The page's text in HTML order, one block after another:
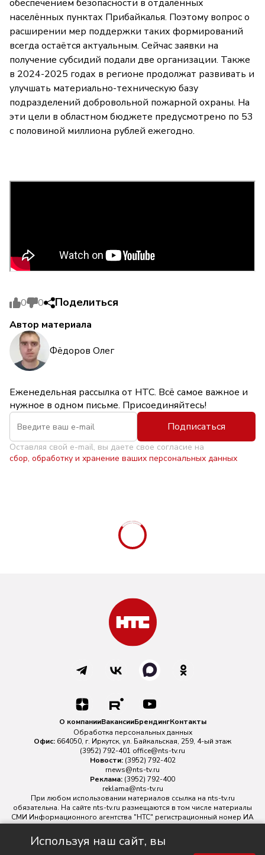
обеспечением безопасности в отдалённых
населённых пунктах Прибайкалья. Поэтому вопрос о
расширении мер поддержки таких формирований
всегда остаётся актуальным. Сейчас заявки на
получение субсидий подали две организации. Также
в 2024-2025 годах в регионе продолжат развивать и
улучшать материально-техническую базу
подразделений добровольной пожарной охраны. На
эти цели в областном бюджете предусмотрено по 53
с половиной миллиона рублей ежегодно.
0 0 Поделиться
Автор материала
Фёдоров Олег
Еженедельная рассылка от НТС. Всё самое важное и
нужное в одном письме. Присоединяйтесь!
Подписаться
Оставляя свой e-mail, вы даете свое согласие на
сбор, обработку и хранение ваших персональных данных
Используя наш сайт, вы
О компанииВакансииБрендингКонтакты
Обработка персональных данных
Офис: 664050, г. Иркутск, ул. Байкальская, 259, 4-ый этаж
(3952) 792-401 office@nts-tv.ru
Новости: (3952) 792-402
rnews@nts-tv.ru
Реклама: (3952) 792-400
reklama@nts-tv.ru
При любом использовании материалов ссылка на nts-tv.ru
обязательна. На сайте nts-tv.ru размещаются в том числе материалы
СМИ Информационного агентства "НТС" регистрационный номер ИА
№ ФС 77 - 88763 зарегистрировано Федеральной службой по
надзору в сфере связи, информационных технологий и массовых
коммуникаций.